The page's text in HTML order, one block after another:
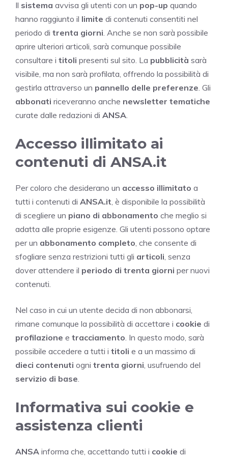
Il sistema avvisa gli utenti con un pop-up quando
hanno raggiunto il limite di contenuti consentiti nel
periodo di trenta giorni . Anche se non sarà possibile
aprire ulteriori articoli, sarà comunque possibile
consultare i titoli presenti sul sito. La pubblicità sarà
visibile, ma non sarà profilata, offrendo la possibilità di
gestirla attraverso un pannello delle preferenze . Gli
abbonati riceveranno anche newsletter tematiche
curate dalle redazioni di ANSA
Accesso illimitato ai
contenuti di ANSA.it
Per coloro che desiderano un accesso illimitato a
tutti i contenuti di ANSA.it , è disponibile la possibilità
di scegliere un piano di abbonamento che meglio si
adatta alle proprie esigenze. Gli utenti possono optare
per un abbonamento completo , che consente di
sfogliare senza restrizioni tutti gli articoli , senza
dover attendere il periodo di trenta giorni per nuovi
contenuti.
Nel caso in cui un utente decida di non abbonarsi,
rimane comunque la possibilità di accettare i cookie di
profilazione e tracciamento . In questo modo, sarà
possibile accedere a tutti i titoli e a un massimo di
dieci contenuti ogni trenta giorni , usufruendo del
servizio di base
Informativa sui cookie e
assistenza clienti
ANSA informa che, accettando tutti i cookie di